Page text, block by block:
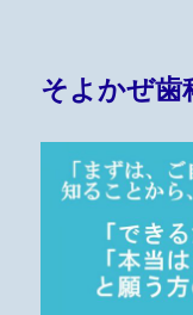
そよかぜ歯